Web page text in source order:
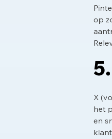
op
X
het
en